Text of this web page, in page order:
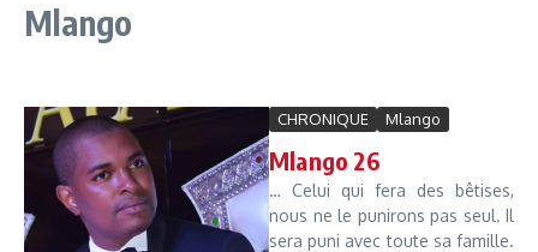
Mlango
CHRONIQUE Mlango
Mlango 26
… Celui qui fera des bêtises,
nous ne le punirons pas seul. Il
sera puni avec toute sa famille.